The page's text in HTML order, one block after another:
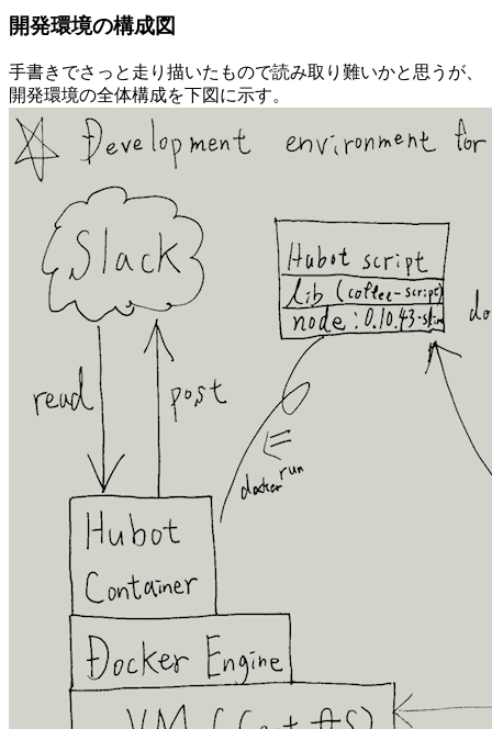
開発環境の構成図
手書きでさっと走り描いたもので読み取り難いかと思うが、
開発環境の全体構成を下図に示す。